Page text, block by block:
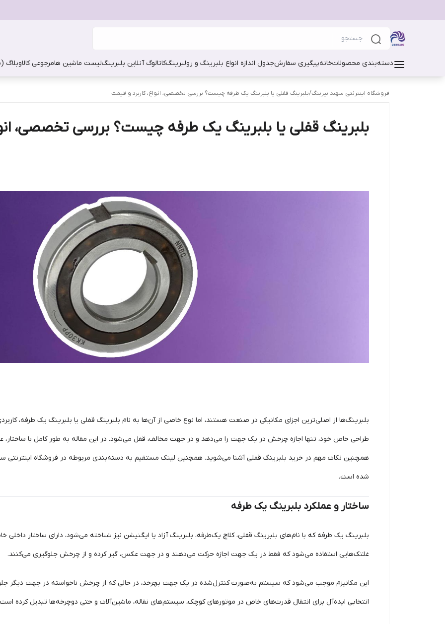
دسته‌بندی محصولاتخانهپیگیری سفارشجدول اندازه انواع بلبرینگ و رولبرینگکاتالوگ آنلاین بلبرینگلیست ماشین هامرجوعی کالاوبلاگ
فروشگاه اینترنتی سهند بیرینگ/بلبرینگ قفلی یا بلبرینگ یک طرفه چیست؟ بررسی تخصصی، انواع، کاربرد و قیمت
بلبرینگ قفلی یا بلبرینگ یک طرفه چیست؟ بررسی تخصصی،
بلبرینگ‌ها از اصلی‌ترین اجزای مکانیکی در صنعت هستند، اما نوع خاصی از آن‌ها به نام بلبرینگ قفلی یا بلبرینگ یک طرفه،
طراحی خاص خود، تنها اجازه چرخش در یک جهت را می‌دهد و در جهت مخالف، قفل می‌شود. در این مقاله به طور کامل با ساختار،
همچنین نکات مهم در خرید بلبرینگ قفلی آشنا می‌شوید. همچنین لینک مستقیم به دسته‌بندی مربوطه در فروشگاه اینترنتی
شده است.
ساختار و عملکرد بلبرینگ یک طرفه
بلبرینگ یک طرفه که با نام‌های بلبرینگ قفلی، کلاچ یک‌طرفه، بلبرینگ آزاد یا ایگنیشن نیز شناخته می‌شود، دارای ساختار داخلی
غلتک‌هایی استفاده می‌شود که فقط در یک جهت اجازه حرکت می‌دهند و در جهت عکس، گیر کرده و از چرخش جلوگیری می‌کنند.
این مکانیزم موجب می‌شود که سیستم به‌صورت کنترل‌شده در یک جهت بچرخد، در حالی که از چرخش ناخواسته در جهت دیگر
انتخابی ایده‌آل برای انتقال قدرت‌های خاص در موتورهای کوچک، سیستم‌های نقاله، ماشین‌آلات و حتی دوچرخه‌ها تبدیل کرده